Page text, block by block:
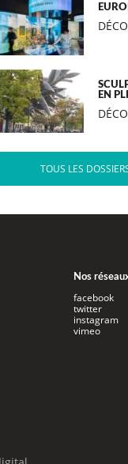
EN
TOUS LES
Nos
facebook
twitter
instagram
vimeo